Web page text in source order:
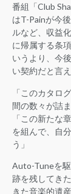
番組「Club
はT-Painが今
ルなど、収益
に帰属する条
いうより、今
い契約だと言
「このカタロ
間の数々が詰
「この新たな
を組んで、自
う」
Auto-Tuneを
跡を残してき
きた音楽的遺